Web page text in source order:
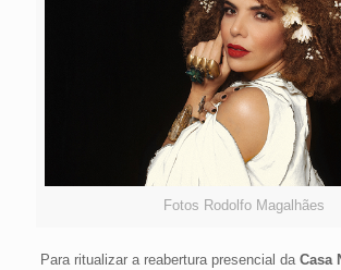
Fotos Rodolfo Magalhães
Para ritualizar a reabertura presencial da Casa